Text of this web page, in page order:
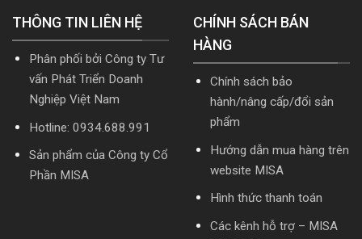
nhất
nhất
2026
nhật
TT99/2025
Download
THÔNG TIN LIÊN HỆ
Phân phối bởi Công ty Tư
vấn Phát Triển Doanh
Nghiệp Việt Nam
Hotline: 0934.688.991
Sản phẩm của Công ty Cổ
Phần MISA
CHÍNH SÁCH BÁN
HÀNG
Chính sách bảo
hành/nâng cấp/đổi sản
phẩm
Hướng dẫn mua hàng trên
website MISA
Hình thức thanh toán
Các kênh hỗ trợ – MISA